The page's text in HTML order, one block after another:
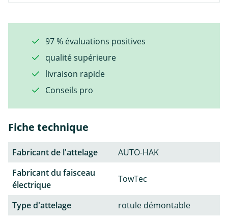
97 % évaluations positives
qualité supérieure
livraison rapide
Conseils pro
Fiche technique
Fabricant de l'attelage
AUTO-HAK
Fabricant du faisceau
électrique
TowTec
Type d'attelage
rotule démontable